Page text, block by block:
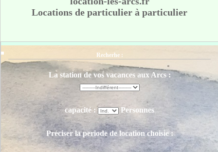
Locations de particulier à particulier
Recherhe :
La station de vos vacances aux Arcs :
capacité : Personnes
Préciser la periode de location choisie :